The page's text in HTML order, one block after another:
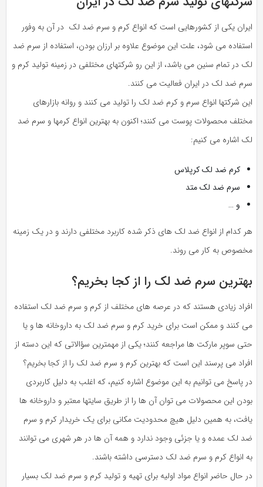
ایران یکی از کشورهایی است که انواع کرم و سرم ضد لک در آن به وفور
استفاده می شود، علت این موضوع علاوه بر ارزان بودن، استفاده از سرم ضد
لک در تمام سنین می باشد، از این رو شرکتهای مختلفی در زمینه تولید کرم و
سرم ضد لک در ایران فعالیت می کنند.
این شرکتها انواع سرم و کرم ضد لک را تولید می کنند و روانه بازارهای
مختلف محصولات پوست می کنند؛ اکنون به بهترین انواع کرمها و سرم ضد
لک اشاره می کنیم:
کرم ضد لک کرپلاس
سرم ضد لک متد
و …
هر کدام از انواع ضد لک های ذکر شده کاربرد مختلفی دارند و در یک زمینه
مخصوص به کار می روند.
بهترین سرم ضد لک را از کجا بخریم؟
افراد زیادی هستند که در عرصه های مختلف از کرم و سرم ضد لک استفاده
می کنند و ممکن است برای خرید کرم و سرم ضد لک به داروخانه ها و یا
حتی سوپر مارکت ها مراجعه کنند؛ یکی از مهمترین سؤالاتی که این دسته از
افراد می پرسند این است که بهترین کرم و سرم ضد لک را از کجا بخریم؟
در پاسخ می توانیم به این موضوع اشاره کنیم، که اغلب به دلیل کاربردی
بودن این محصولات می توان آن ها را از طریق سایتها معتبر و داروخانه ها
یافت، به همین دلیل هیچ محدودیت مکانی برای یک خریدار کرم و سرم
ضد لک عمده و یا جزئی وجود ندارد و همه آن ها در هر شهری می توانند
به انواع کرم و سرم ضد لک دسترسی داشته باشند.
در حال حاضر انواع مواد اولیه برای تهیه و تولید کرم و سرم ضد لک بسیار